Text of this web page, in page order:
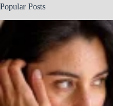
Popular Posts